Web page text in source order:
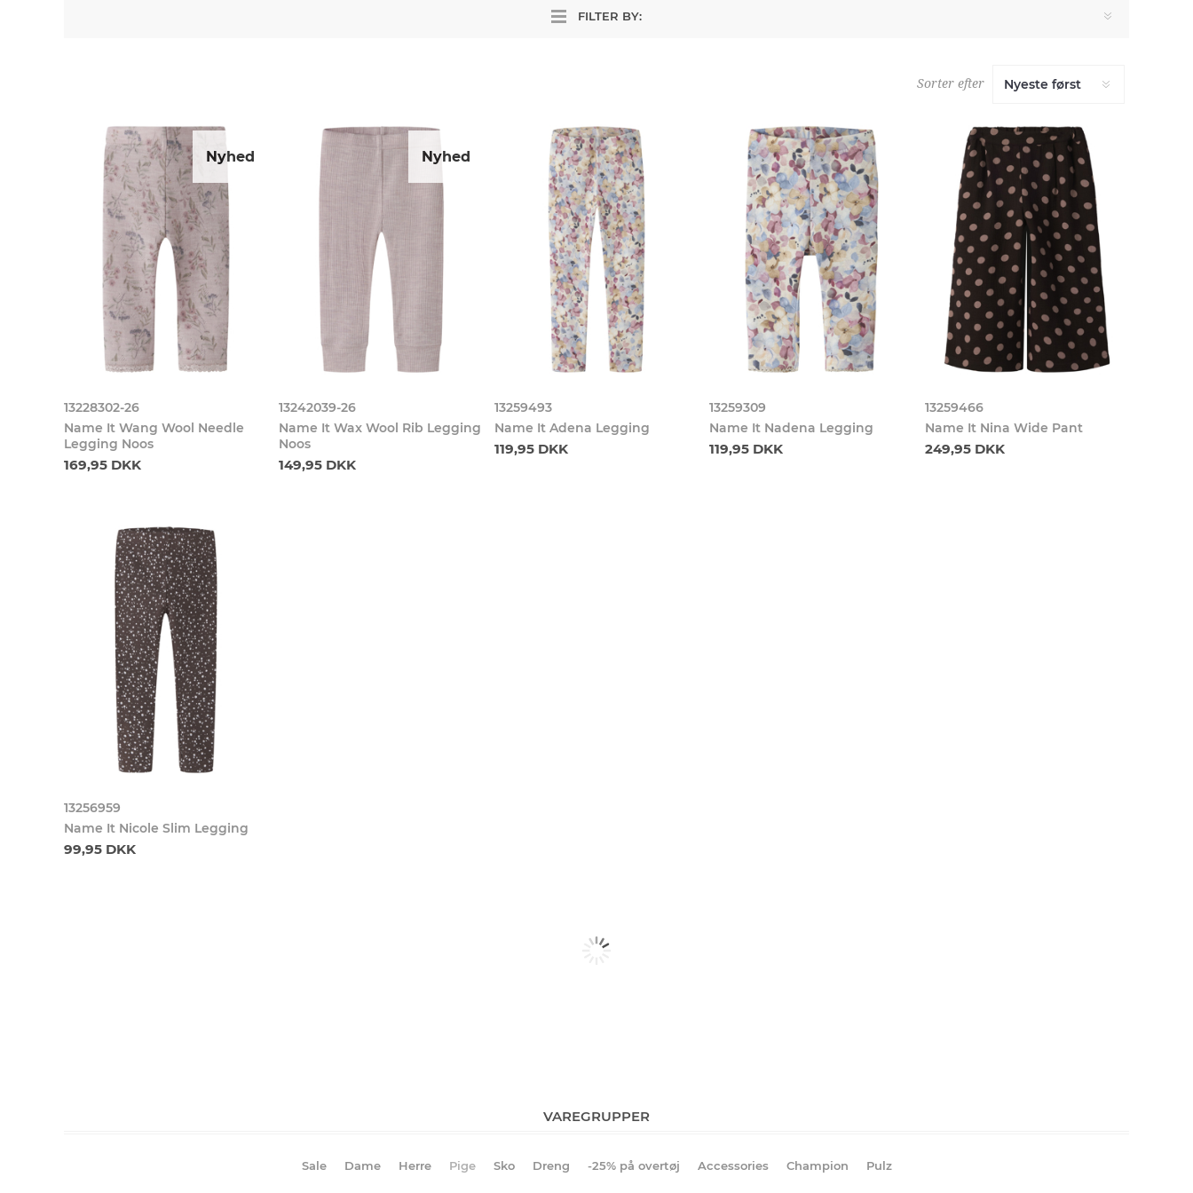
FILTER BY:
Sorter efter
Nyhed
13228302-26
Name It Wang Wool Needle
Legging Noos
169,95 DKK
Nyhed
13242039-26
Name It Wax Wool Rib Legging
Noos
149,95 DKK
13259493
Name It Adena Legging
119,95 DKK
13259309
Name It Nadena Legging
119,95 DKK
13259466
Name It Nina Wide Pant
249,95 DKK
13256959
Name It Nicole Slim Legging
99,95 DKK
VAREGRUPPER
Sale Dame Herre Pige Sko Dreng -25% på overtøj Accessories Champion Pulz